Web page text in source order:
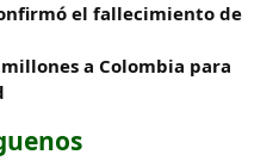
el fallecimiento de
a Colombia para